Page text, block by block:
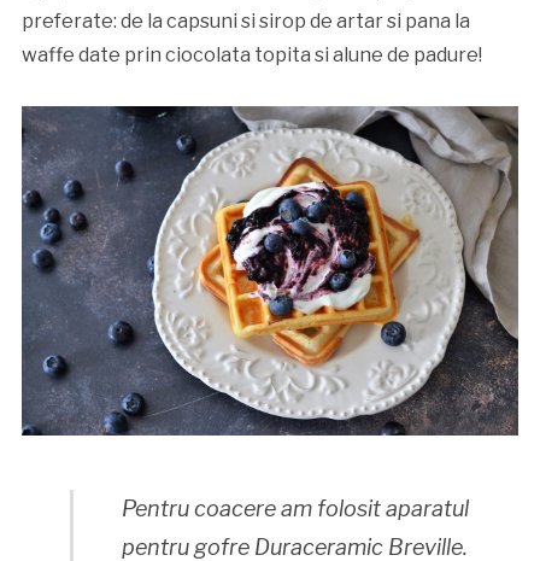
preferate: de la capsuni si sirop de artar si pana la
waffe date prin ciocolata topita si alune de padure!
Pentru coacere am folosit aparatul
pentru gofre Duraceramic Breville.